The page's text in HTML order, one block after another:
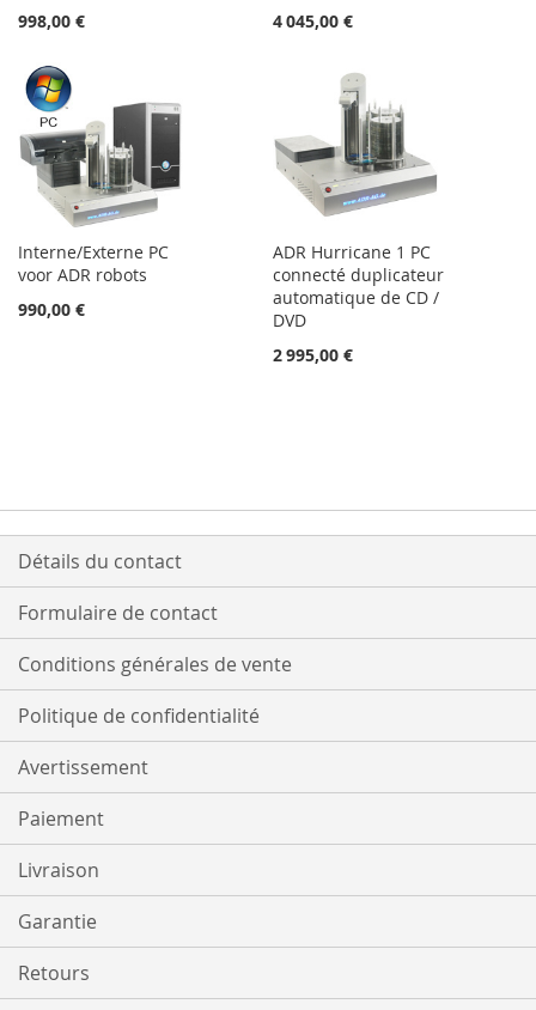
998,00 €
4 045,00 €
Interne/Externe PC
voor ADR robots
990,00 €
ADR Hurricane 1 PC
connecté duplicateur
automatique de CD /
DVD
2 995,00 €
Détails du contact
Formulaire de contact
Conditions générales de vente
Politique de confidentialité
Avertissement
Paiement
Livraison
Garantie
Retours